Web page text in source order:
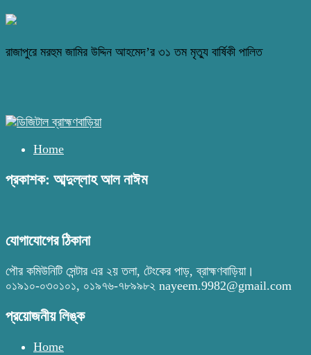
রাজাপুরে মরহুম জামির উদ্দিন আহমেদ’র ৩১ তম মৃত্যু বার্ষিকী পালিত
Home
প্রকাশক: আব্দুল্লাহ আল নাঈম
যোগাযোগের ঠিকানা
পৌর কমিউনিটি সেন্টার এর ২য় তলা, টেংকের পাড়, ব্রাহ্মণবাড়িয়া।
০১৯১০-০৩০১০১, ০১৯৭৬-৭৮৯৯৮২ nayeem.9982@gmail.com
প্রয়োজনীয় লিঙ্ক
Home